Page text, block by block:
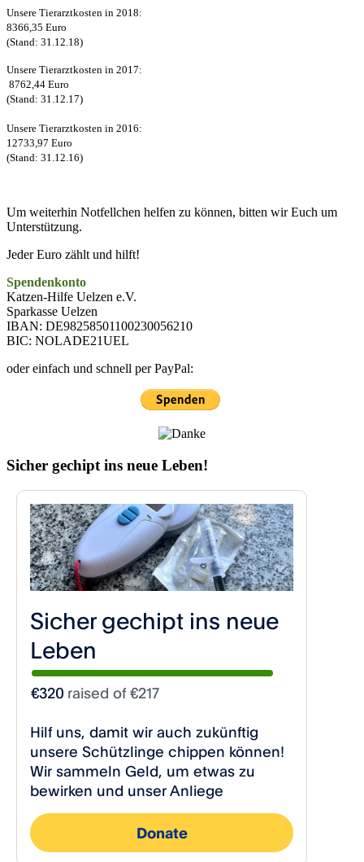
Unsere Tierarztkosten in 2018:
8366,35 Euro
(Stand: 31.12.18)
Unsere Tierarztkosten in 2017:
8762,44 Euro
(Stand: 31.12.17)
Unsere Tierarztkosten in 2016:
12733,97 Euro
(Stand: 31.12.16)
Um weiterhin Notfellchen helfen zu können, bitten wir Euch um
Unterstützung.
Jeder Euro zählt und hilft!
Spendenkonto
Katzen-Hilfe Uelzen e.V.
Sparkasse Uelzen
IBAN: DE98258501100230056210
BIC: NOLADE21UEL
oder einfach und schnell per PayPal:
Sicher gechipt ins neue Leben!